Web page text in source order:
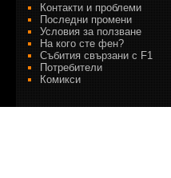
Контакти и проблеми
Последни промени
Условия за ползване
На кого сте фен?
Събития свързани с F1
Потребители
Комикси